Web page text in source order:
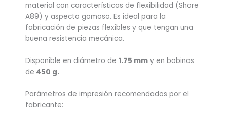
material con características de flexibilidad (Shore
A89) y aspecto gomoso. Es ideal para la
fabricación de piezas flexibles y que tengan una
buena resistencia mecánica.
Disponible en diámetro de 1.75 mm y en bobinas
de 450 g.
Parámetros de impresión recomendados por el
fabricante: